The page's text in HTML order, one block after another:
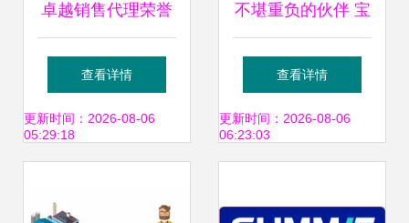
卓越销售代理荣誉
奖状
查看详情
更新时间：2026-08-06
05:29:18
不堪重负的伙伴 宝
马等豪华品牌经销
商集体反抗主机
查看详情
更新时间：2026-08-06
06:23:03